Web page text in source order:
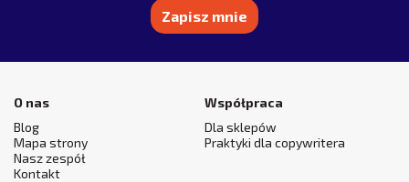
O nas
Blog
Mapa strony
Nasz zespół
Kontakt
Współpraca
Dla sklepów
Praktyki dla copywritera